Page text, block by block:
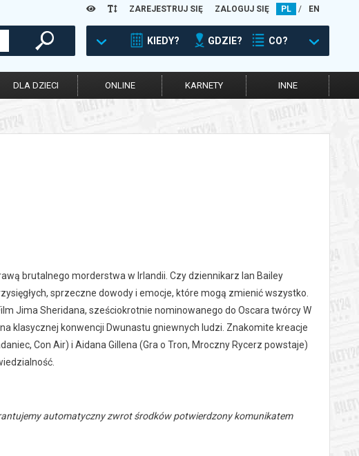
ZAREJESTRUJ SIĘ ZALOGUJ SIĘ PL / EN
KIEDY? GDZIE? CO?
DLA DZIECI ONLINE KARNETY INNE
brutalnego morderstwa w Irlandii. Czy dziennikarz Ian Bailey
sprzeczne dowody i emocje, które mogą zmienić wszystko.
Jima Sheridana, sześciokrotnie nominowanego do Oscara twórcy W
klasycznej konwencji Dwunastu gniewnych ludzi. Znakomite kreacje
Con Air) i Aidana Gillena (Gra o Tron, Mroczny Rycerz powstaje)
automatyczny zwrot środków potwierdzony komunikatem